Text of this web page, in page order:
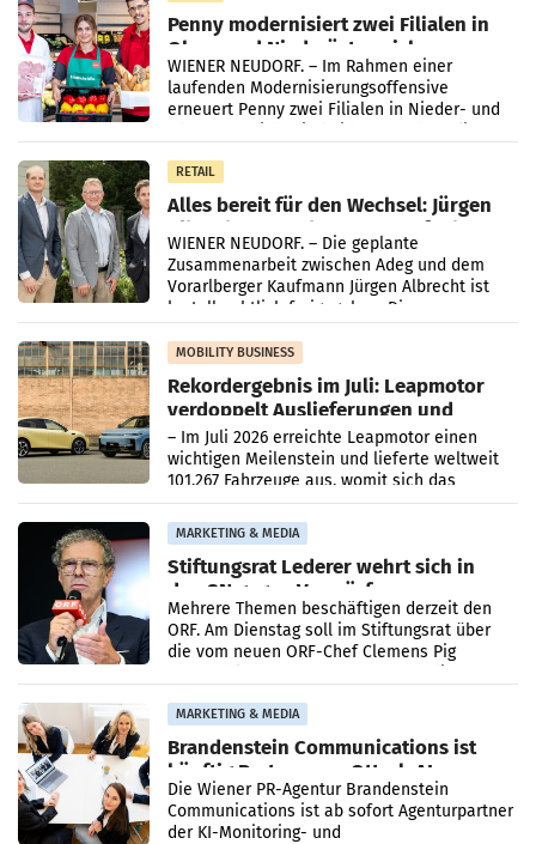
Penny modernisiert zwei Filialen in
Ober- und Niederösterreich
WIENER NEUDORF. – Im Rahmen einer
laufenden Modernisierungsoffensive
erneuert Penny zwei Filialen in Nieder- und
RETAIL
Alles bereit für den Wechsel: Jürgen
Albrecht setzt ab 1.1.2027 auf Adeg
WIENER NEUDORF. – Die geplante
Zusammenarbeit zwischen Adeg und dem
Vorarlberger Kaufmann Jürgen Albrecht ist
kartellrechtlich freigegeben: Die
Bundeswettbewerbsbehörde und der
Bundeskartellanwalt
MOBILITY BUSINESS
Rekordergebnis im Juli: Leapmotor
verdoppelt Auslieferungen und
überschreitet die 100.000er-Marke
– Im Juli 2026 erreichte Leapmotor einen
wichtigen Meilenstein und lieferte weltweit
101.267 Fahrzeuge aus, womit sich das
Ergebnis gegenüber Juli 2025 mehr als
verdoppelte (+102
MARKETING & MEDIA
Stiftungsrat Lederer wehrt sich in
den SN gegen Vorwürfe
Mehrere Themen beschäftigen derzeit den
ORF. Am Dienstag soll im Stiftungsrat über
die vom neuen ORF-Chef Clemens Pig
MARKETING & MEDIA
Brandenstein Communications ist
künftig Partner von OtterlyAI
Die Wiener PR-Agentur Brandenstein
Communications ist ab sofort Agenturpartner
der KI-Monitoring- und